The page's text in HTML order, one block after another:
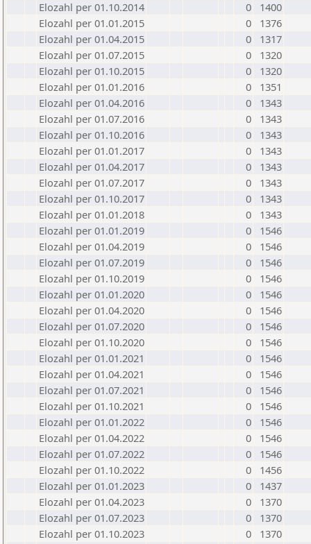
Elozahl per 01.10.2014
0
1400
Elozahl per 01.01.2015
0
1376
Elozahl per 01.04.2015
0
1317
Elozahl per 01.07.2015
0
1320
Elozahl per 01.10.2015
0
1320
Elozahl per 01.01.2016
0
1351
Elozahl per 01.04.2016
0
1343
Elozahl per 01.07.2016
0
1343
Elozahl per 01.10.2016
0
1343
Elozahl per 01.01.2017
0
1343
Elozahl per 01.04.2017
0
1343
Elozahl per 01.07.2017
0
1343
Elozahl per 01.10.2017
0
1343
Elozahl per 01.01.2018
0
1343
Elozahl per 01.01.2019
0
1546
Elozahl per 01.04.2019
0
1546
Elozahl per 01.07.2019
0
1546
Elozahl per 01.10.2019
0
1546
Elozahl per 01.01.2020
0
1546
Elozahl per 01.04.2020
0
1546
Elozahl per 01.07.2020
0
1546
Elozahl per 01.10.2020
0
1546
Elozahl per 01.01.2021
0
1546
Elozahl per 01.04.2021
0
1546
Elozahl per 01.07.2021
0
1546
Elozahl per 01.10.2021
0
1546
Elozahl per 01.01.2022
0
1546
Elozahl per 01.04.2022
0
1546
Elozahl per 01.07.2022
0
1546
Elozahl per 01.10.2022
0
1456
Elozahl per 01.01.2023
0
1437
Elozahl per 01.04.2023
0
1370
Elozahl per 01.07.2023
0
1370
Elozahl per 01.10.2023
0
1370